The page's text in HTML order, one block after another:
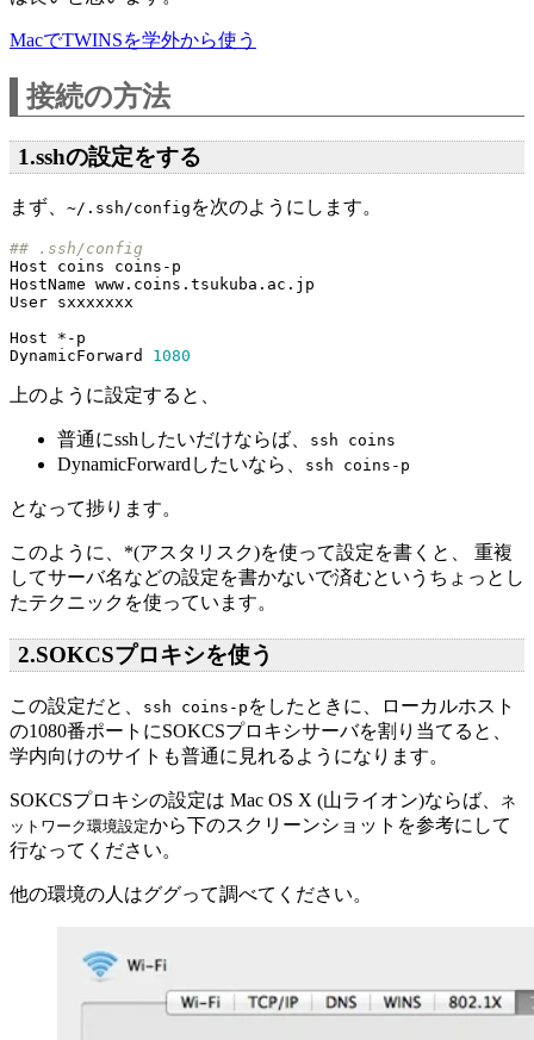
MacでTWINSを学外から使う
接続の方法
1.sshの設定をする
まず、 ~/.ssh/config を次のようにします。
## .ssh/config
DynamicForward 1080
上のように設定すると、
普通にsshしたいだけならば、 ssh coins
DynamicForwardしたいなら、 ssh coins-p
となって捗ります。
このように、*(アスタリスク)を使って設定を書くと、 重複
してサーバ名などの設定を書かないで済むというちょっとし
たテクニックを使っています。
2.SOKCSプロキシを使う
この設定だと、 ssh coins-p をしたときに、ローカルホスト
の1080番ポートにSOKCSプロキシサーバを割り当てると、
学内向けのサイトも普通に見れるようになります。
SOKCSプロキシの設定は Mac OS X (山ライオン)ならば、
ネ
ットワーク環境設定から下のスクリーンショットを参考にして
行なってください。
他の環境の人はググって調べてください。